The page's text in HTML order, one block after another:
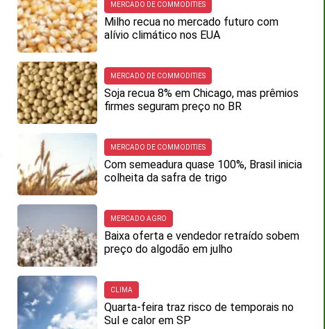
MERCADO DE COMMODITIES
Milho recua no mercado futuro com
alívio climático nos EUA
MERCADO DE COMMODITIES
Soja recua 8% em Chicago, mas prêmios
firmes seguram preço no BR
MERCADO DE COMMODITIES
Com semeadura quase 100%, Brasil inicia
colheita da safra de trigo
MERCADO AGRO
Baixa oferta e vendedor retraído sobem
preço do algodão em julho
CLIMA
Quarta-feira traz risco de temporais no
Sul e calor em SP